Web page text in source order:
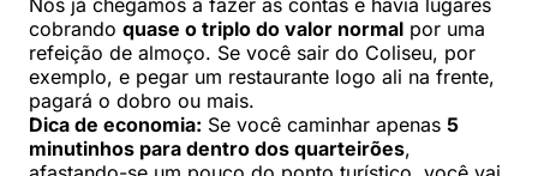
cobrando quase o triplo do valor normal por uma
refeição de almoço. Se você sair do Coliseu, por
exemplo, e pegar um restaurante logo ali na frente,
pagará o dobro ou mais.
Dica de economia: Se você caminhar apenas 5
minutinhos para dentro dos quarteirões,